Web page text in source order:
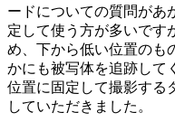
ードについての質問があ
定して使う方が多いです
め、下から低い位置のも
かにも被写体を追跡して
位置に固定して撮影する
していただきました。